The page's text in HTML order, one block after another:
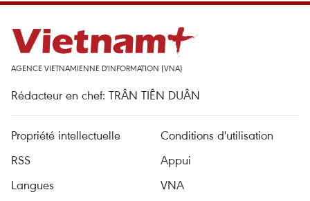
AGENCE VIETNAMIENNE D'INFORMATION (VNA)
Rédacteur en chef: TRÂN TIÊN DUÂN
Propriété intellectuelle
Conditions d'utilisation
RSS
Appui
Langues
VNA